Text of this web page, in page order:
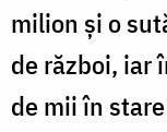
milion şi o
de război, iar
de mii în